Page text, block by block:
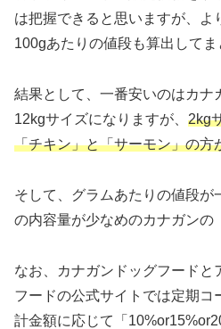
は把握できると思いますが、よ
100gあたりの値段も算出してま
結果として、一番安いのはカナ
12kgサイズになりますが、 2kg
「チキン」と「サーモン」の方
そして、グラムあたりの値段が
の内容量が少なめのカナガンの
なお、カナガンドッグフードと
フードの公式サイトでは定期コ
計金額に応じて「